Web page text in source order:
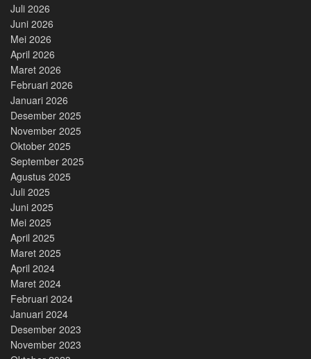
Juli 2026
Juni 2026
Mei 2026
April 2026
Maret 2026
Februari 2026
Januari 2026
Desember 2025
November 2025
Oktober 2025
September 2025
Agustus 2025
Juli 2025
Juni 2025
Mei 2025
April 2025
Maret 2025
April 2024
Maret 2024
Februari 2024
Januari 2024
Desember 2023
November 2023